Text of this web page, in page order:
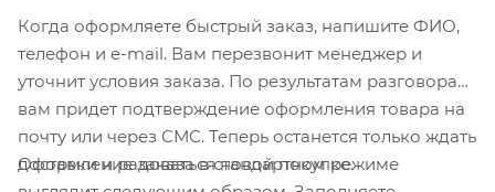
Когда оформляете быстрый заказ, напишите ФИО,
телефон и e-mail. Вам перезвонит менеджер и
уточнит условия заказа. По результатам разговора
вам придет подтверждение оформления товара на
почту или через СМС. Теперь останется только ждать
доставки и радоваться новой покупке.
Оформление заказа в стандартном режиме